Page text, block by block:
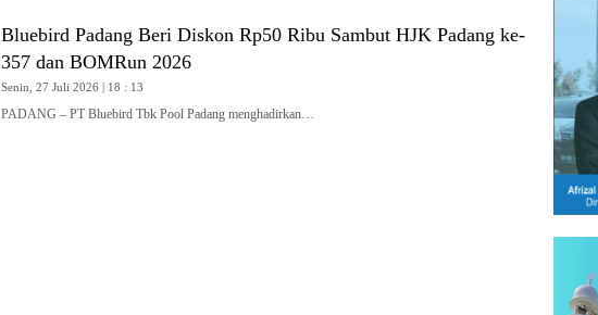
Bluebird Padang Beri Diskon Rp50 Ribu Sambut HJK Padang ke-
357 dan BOMRun 2026
Senin, 27 Juli 2026 | 18 : 13
PADANG – PT Bluebird Tbk Pool Padang menghadirkan…